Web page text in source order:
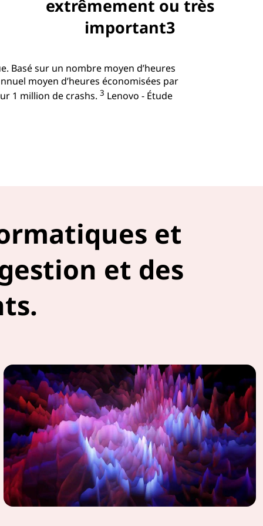
extrêmement ou très
important3
Basé sur un nombre moyen d’heures
moyen d’heures économisées par
1 million de crashs. 3 Lenovo - Étude
et
et des